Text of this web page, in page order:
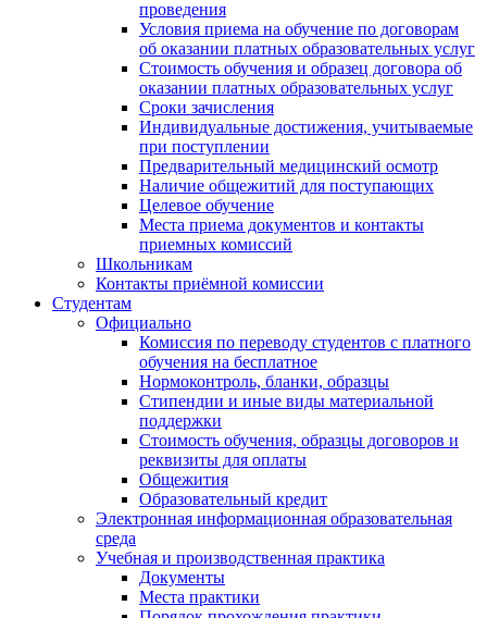
проведения
Условия приема на обучение по договорам
об оказании платных образовательных услуг
Стоимость обучения и образец договора об
оказании платных образовательных услуг
Сроки зачисления
Индивидуальные достижения, учитываемые
при поступлении
Предварительный медицинский осмотр
Наличие общежитий для поступающих
Целевое обучение
Места приема документов и контакты
приемных комиссий
Школьникам
Контакты приёмной комиссии
Студентам
Официально
Комиссия по переводу студентов с платного
обучения на бесплатное
Нормоконтроль, бланки, образцы
Стипендии и иные виды материальной
поддержки
Стоимость обучения, образцы договоров и
реквизиты для оплаты
Общежития
Образовательный кредит
Электронная информационная образовательная
среда
Учебная и производственная практика
Документы
Места практики